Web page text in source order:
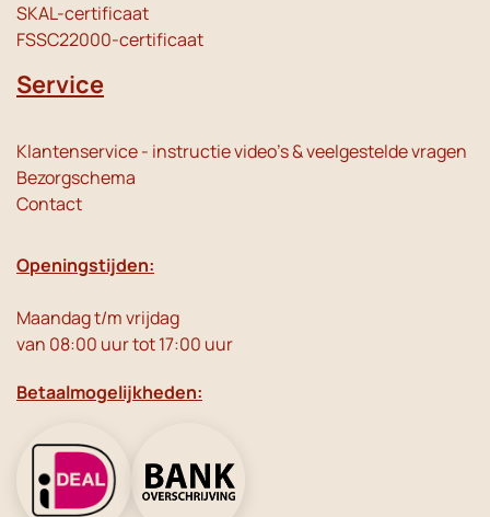
SKAL-certificaat
FSSC22000-certificaat
Service
Klantenservice - instructie video's & veelgestelde vragen
Bezorgschema
Contact
Openingstijden:
Maandag t/m vrijdag
van 08:00 uur tot 17:00 uur
Betaalmogelijkheden: